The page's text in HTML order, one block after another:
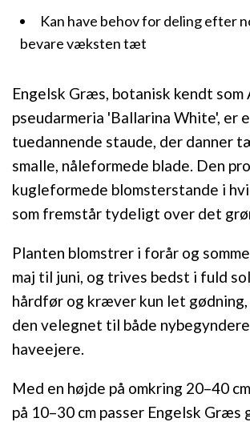
Engelsk Græs, botanisk kendt som
pseudarmeria 'Ballarina White', er
tuedannende staude, der danner
smalle, nåleformede blade. Den
kugleformede blomsterstande i
som fremstår tydeligt over det
Planten blomstrer i forår og
maj til juni, og trives bedst i fuld
hårdfør og kræver kun let
den velegnet til både
haveejere.
Med en højde på omkring 20–40
på 10–30 cm passer Engelsk Græs
Kan have behov for deling efter
bevare væksten tæt